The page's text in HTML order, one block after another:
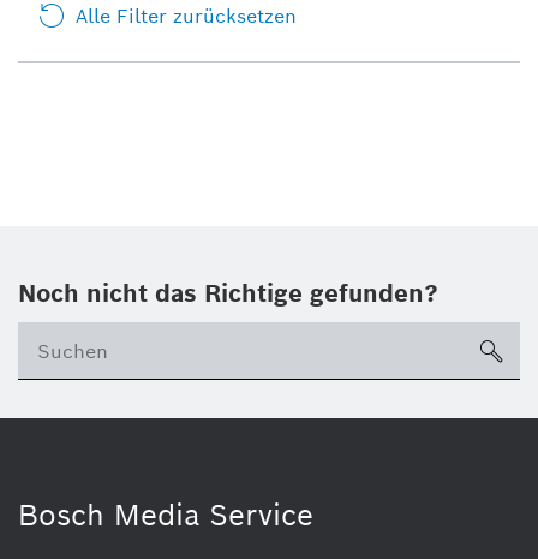
Alle Filter zurücksetzen
Noch nicht das Richtige gefunden?
Bosch Media Service